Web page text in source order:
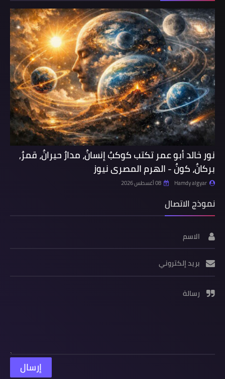
نور خالد أبو عمر تكتب كوكبٌ إنسانٌ، مدارٌ حيرانٌ، قمرٌ,
بركانٌ، كونٌ - الهرم المصرى نيوز
Hamdy algyar 08 أغسطس 2026
نموذج الاتصال
الاسم
بريد إلكتروني
رسالة